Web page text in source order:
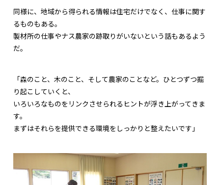
同様に、地域から得られる情報は住宅だけでなく、仕事に関す
るものもある。
製材所の仕事やナス農家の跡取りがいないという話もあるよう
だ。
「森のこと、木のこと、そして農家のことなど。ひとつずつ掘
り起こしていくと、
いろいろなものをリンクさせられるヒントが浮き上がってきま
す。
まずはそれらを提供できる環境をしっかりと整えたいです」